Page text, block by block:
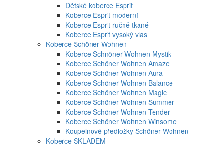
Dětské koberce Esprit
Koberce Esprit moderní
Koberce Esprit ručně tkané
Koberce Esprit vysoký vlas
Koberce Schöner Wohnen
Koberce Schnöner Wohnen Mystik
Koberce Schöner Wohnen Amaze
Koberce Schöner Wohnen Aura
Koberce Schöner Wohnen Balance
Koberce Schöner Wohnen Magic
Koberce Schöner Wohnen Summer
Koberce Schöner Wohnen Tender
Koberce Schöner Wohnen Winsome
Koupelnové předložky Schöner Wohnen
Koberce SKLADEM